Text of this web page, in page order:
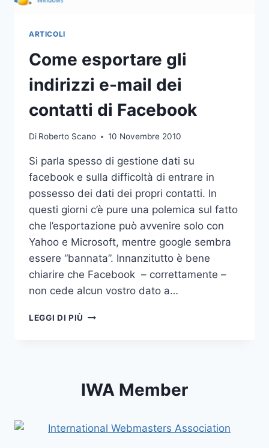
ARTICOLI
Come esportare gli
indirizzi e-mail dei
contatti di Facebook
Di Roberto Scano 10 Novembre 2010
Si parla spesso di gestione dati su
facebook e sulla difficoltà di entrare in
possesso dei dati dei propri contatti. In
questi giorni c’è pure una polemica sul fatto
che l’esportazione può avvenire solo con
Yahoo e Microsoft, mentre google sembra
essere “bannata”. Innanzitutto è bene
chiarire che Facebook – correttamente –
non cede alcun vostro dato a…
LEGGI DI PIÙ COME
DEI
FACEBOOK
IWA Member